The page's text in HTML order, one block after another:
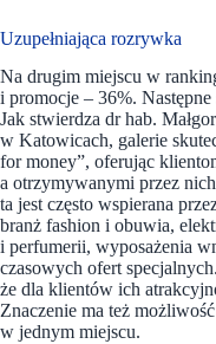
Uzupełniająca rozrywka
Na drugim miejscu w
i promocje – 36%.
Jak stwierdza dr hab.
w Katowicach, galerie
for money”, oferując
a otrzymywanymi przez
ta jest często wspierana
branż fashion i obuwia,
i perfumerii, wyposażenia
czasowych ofert
że dla klientów ich
Znaczenie ma też
w jednym miejscu.